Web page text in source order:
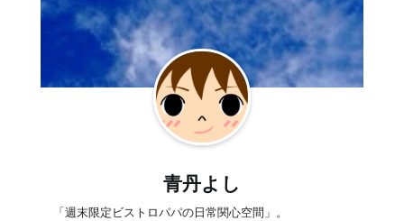
青丹よし
「週末限定ビストロパパの日常関心空間」。